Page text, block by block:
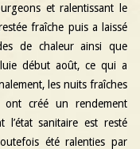
et ralentissant le
fraîche puis a laissé
de chaleur ainsi que
début août, ce qui a
les nuits fraîches
ont créé un rendement
l’état sanitaire est resté
été ralenties par